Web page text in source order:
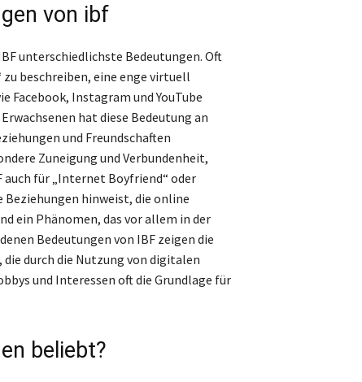
von ibf
unterschiedlichste Bedeutungen. Oft
beschreiben, eine enge virtuell
Facebook, Instagram und YouTube
hat diese Bedeutung an
und Freundschaften
Zuneigung und Verbundenheit,
für „Internet Boyfriend“ oder
Beziehungen hinweist, die online
ein Phänomen, das vor allem in der
Bedeutungen von IBF zeigen die
durch die Nutzung von digitalen
und Interessen oft die Grundlage für
beliebt?